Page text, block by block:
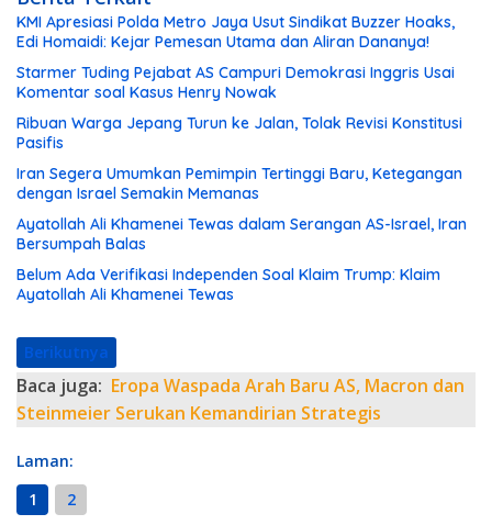
KMI Apresiasi Polda Metro Jaya Usut Sindikat Buzzer Hoaks,
Edi Homaidi: Kejar Pemesan Utama dan Aliran Dananya!
Starmer Tuding Pejabat AS Campuri Demokrasi Inggris Usai
Komentar soal Kasus Henry Nowak
Ribuan Warga Jepang Turun ke Jalan, Tolak Revisi Konstitusi
Pasifis
Iran Segera Umumkan Pemimpin Tertinggi Baru, Ketegangan
dengan Israel Semakin Memanas
Ayatollah Ali Khamenei Tewas dalam Serangan AS-Israel, Iran
Bersumpah Balas
Belum Ada Verifikasi Independen Soal Klaim Trump: Klaim
Ayatollah Ali Khamenei Tewas
Berikutnya
Baca juga: Eropa Waspada Arah Baru AS, Macron dan
Steinmeier Serukan Kemandirian Strategis
Laman:
1
2